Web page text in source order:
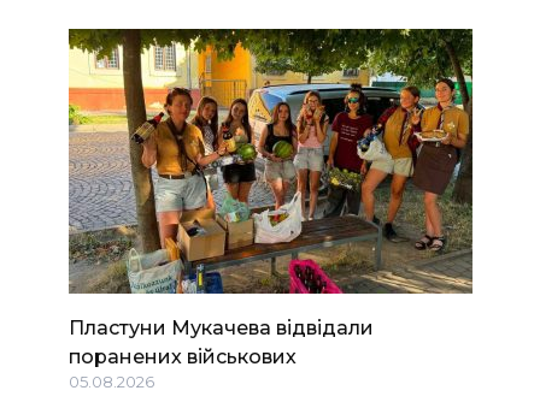
Пластуни Мукачева відвідали
поранених військових
05.08.2026